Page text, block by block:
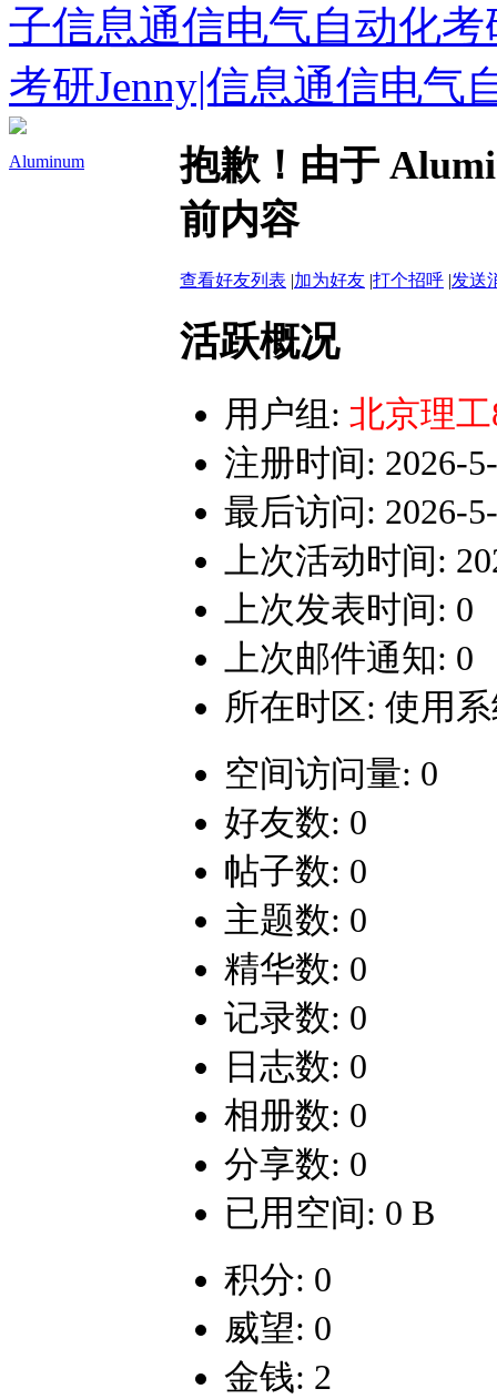
子信息通信电气自动化
考研Jenny|信息通信电气
Aluminum
抱歉！由于
前内容
查看好友列表 |加为好友 |打个招呼 |发送
活跃概况
用户组: 北京理
注册时间: 2026-
最后访问: 2026-
上次活动时间:
上次发表时间: 0
上次邮件通知: 0
所在时区: 使用
空间访问量: 0
好友数: 0
帖子数: 0
主题数: 0
精华数: 0
记录数: 0
日志数: 0
相册数: 0
分享数: 0
已用空间: 0 B
积分: 0
威望: 0
金钱: 2